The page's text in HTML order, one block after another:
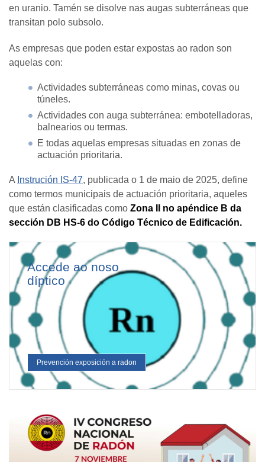
en uranio. Tamén se disolve nas augas subterráneas que
transitan polo subsolo.
As empresas que poden estar expostas ao radon son
aquelas con:
Actividades subterráneas como minas, covas ou
túneles.
Actividades con auga subterránea: embotelladoras,
balnearios ou termas.
E todas aquelas empresas situadas en zonas de
actuación prioritaria.
A Instrución IS-47, publicada o 1 de maio de 2025, define
como termos municipais de actuación prioritaria, aqueles
que están clasificadas como Zona II no apéndice B da
sección DB HS-6 do Código Técnico de Edificación.
Accede ao noso
díptico
Prevención exposición a radon